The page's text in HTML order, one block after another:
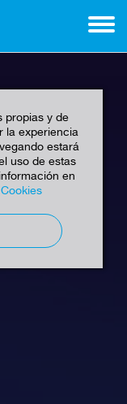
propias y de
la experiencia
estará
uso de estas
en